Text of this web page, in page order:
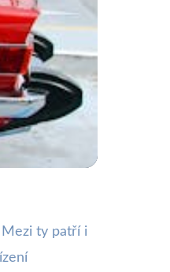
ty patří i